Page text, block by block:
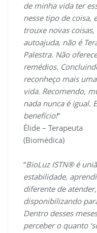
de minha vida ter
nesse tipo de coisa,
trouxe novas
autoajuda, não é
Palestra. Não
remédios.
reconheço mais
vida. Recomendo,
nada nunca é igual.
benefício!“
Élide – Terapeuta
(Biomédica)
“BioLuz ISTN® é
estabilidade,
diferente de
disponibilizando
Dentro desses
perceber o quanto